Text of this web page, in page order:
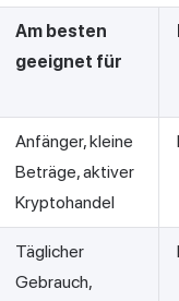
Am besten
geeignet für
Anfänger, kleine
Beträge, aktiver
Kryptohandel
Täglicher
Gebrauch,